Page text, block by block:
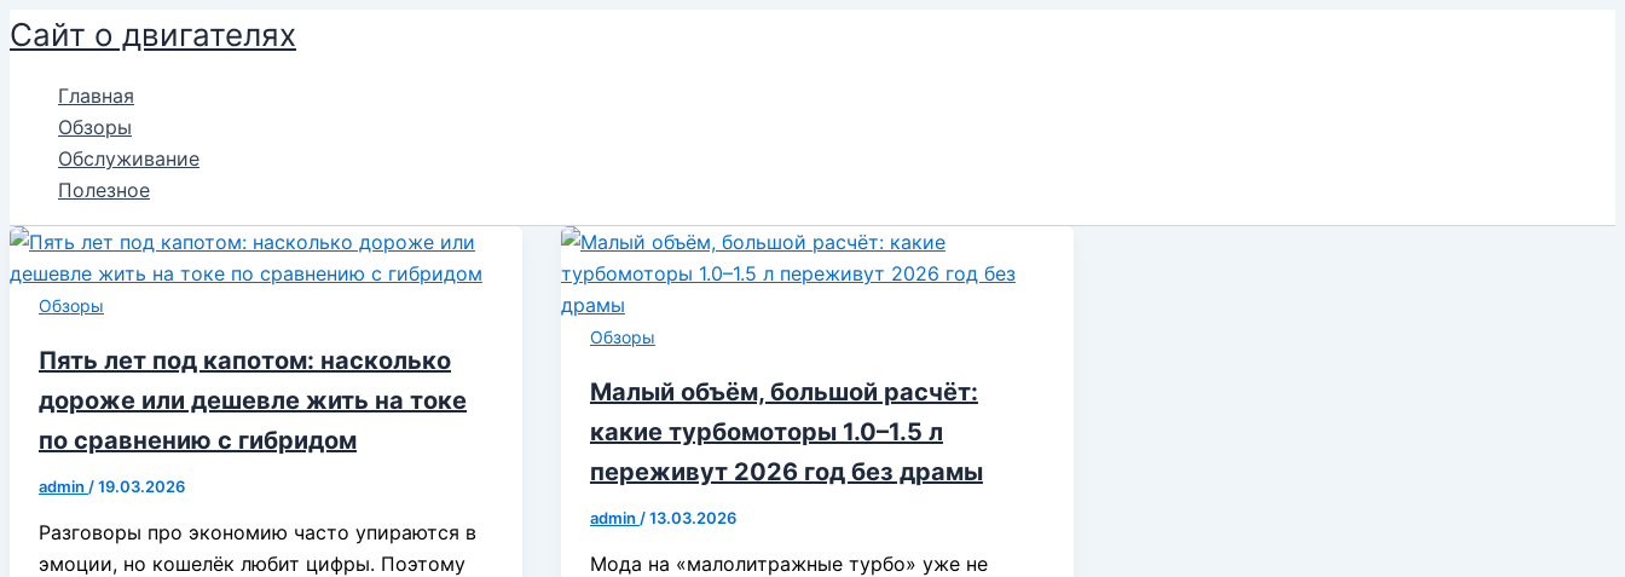
Перейти
к
содержимому
Сайт о двигателях
Главная
Обзоры
Обслуживание
Полезное
Обзоры
Пять лет под капотом: насколько
дороже или дешевле жить на токе
по сравнению с гибридом
admin /19.03.2026
Разговоры про экономию часто упираются в
эмоции, но кошелёк любит цифры. Поэтому
Обзоры
Малый объём, большой расчёт:
какие турбомоторы 1.0–1.5 л
переживут 2026 год без драмы
admin /13.03.2026
Мода на «малолитражные турбо» уже не